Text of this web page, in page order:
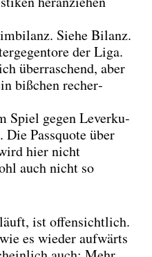
Sie­he Bilanz.
der Liga.
über­ra­schend, aber
biß­chen recher­
Spiel gegen Lever­ku­
Die Pass­quo­te über
hier nicht
auch nicht so
ist offen­sicht­lich.
es wie­der auf­wärts